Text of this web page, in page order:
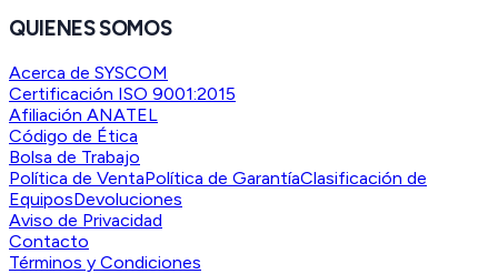
QUIENES SOMOS
Acerca de SYSCOM
Certificación ISO 9001:2015
Afiliación ANATEL
Código de Ética
Bolsa de Trabajo
Política de VentaPolítica de GarantíaClasificación de
EquiposDevoluciones
Aviso de Privacidad
Contacto
Términos y Condiciones